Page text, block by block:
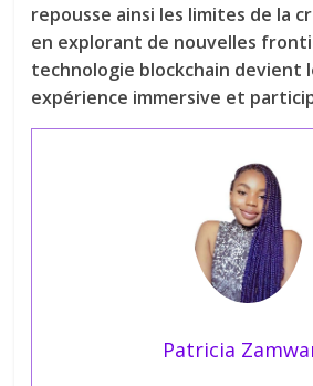
repousse ainsi les limites de la
en explorant de nouvelles
technologie blockchain devient
expérience immersive et
Patricia